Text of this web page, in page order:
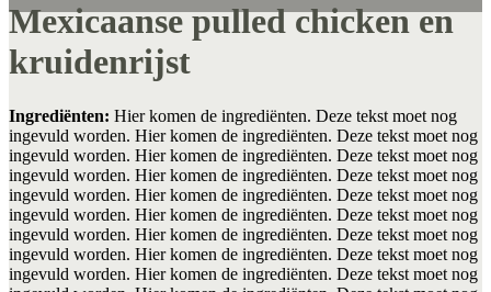
Mexicaanse pulled chicken en
kruidenrijst
Ingrediënten: Hier komen de ingrediënten. Deze tekst moet nog
ingevuld worden. Hier komen de ingrediënten. Deze tekst moet nog
ingevuld worden. Hier komen de ingrediënten. Deze tekst moet nog
ingevuld worden. Hier komen de ingrediënten. Deze tekst moet nog
ingevuld worden. Hier komen de ingrediënten. Deze tekst moet nog
ingevuld worden. Hier komen de ingrediënten. Deze tekst moet nog
ingevuld worden. Hier komen de ingrediënten. Deze tekst moet nog
ingevuld worden. Hier komen de ingrediënten. Deze tekst moet nog
ingevuld worden. Hier komen de ingrediënten. Deze tekst moet nog